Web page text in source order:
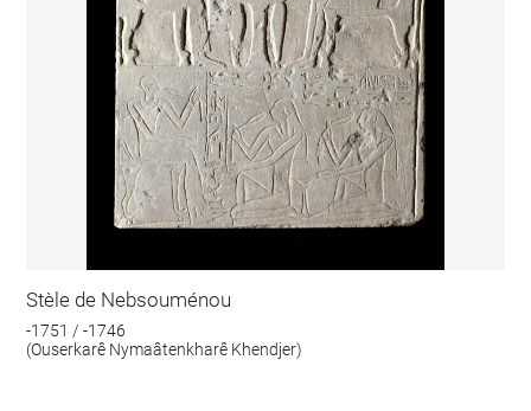
Stèle de Nebsouménou
-1751 / -1746
(Ouserkarê Nymaâtenkharê Khendjer)